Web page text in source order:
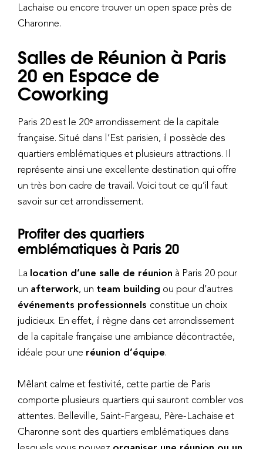
Lachaise ou encore trouver un open space près de
Charonne.
Salles de Réunion à Paris
20 en Espace de
Coworking
Paris 20 est le 20ᵉ arrondissement de la capitale
française. Situé dans l’Est parisien, il possède des
quartiers emblématiques et plusieurs attractions. Il
représente ainsi une excellente destination qui offre
un très bon cadre de travail. Voici tout ce qu’il faut
savoir sur cet arrondissement.
Profiter des quartiers
emblématiques à Paris 20
La location d’une salle de réunion à Paris 20 pour
un afterwork, un team building ou pour d’autres
événements professionnels constitue un choix
judicieux. En effet, il règne dans cet arrondissement
de la capitale française une ambiance décontractée,
idéale pour une réunion d’équipe.
Mêlant calme et festivité, cette partie de Paris
comporte plusieurs quartiers qui sauront combler vos
attentes. Belleville, Saint-Fargeau, Père-Lachaise et
Charonne sont des quartiers emblématiques dans